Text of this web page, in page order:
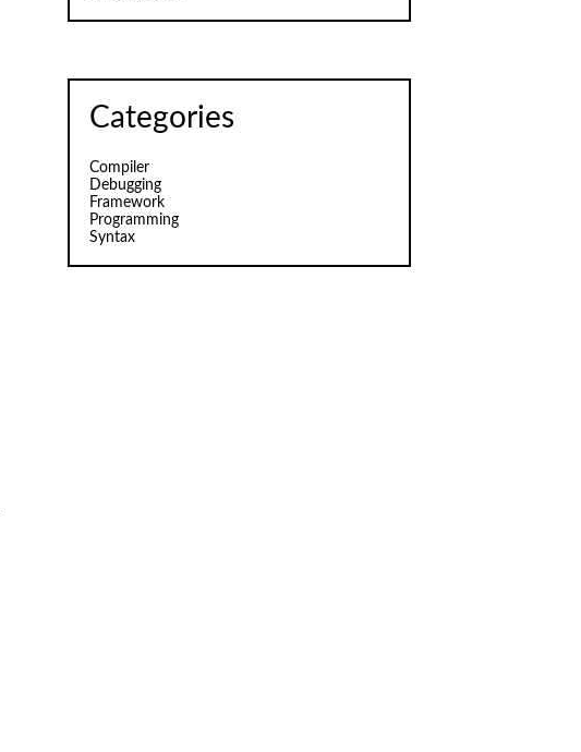
Categories
Compiler
Debugging
Framework
Programming
Syntax